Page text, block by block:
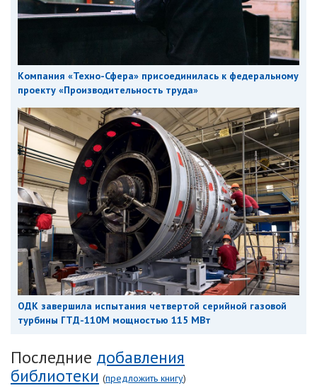
Компания «Техно-Сфера» присоединилась к федеральному
проекту «Производительность труда»
ОДК завершила испытания четвертой серийной газовой
турбины ГТД-110М мощностью 115 МВт
Последние добавления
библиотеки (предложить книгу)